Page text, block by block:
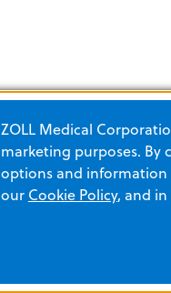
ZOLL Medical
marketing purposes. By
options and
our Cookie Policy, and